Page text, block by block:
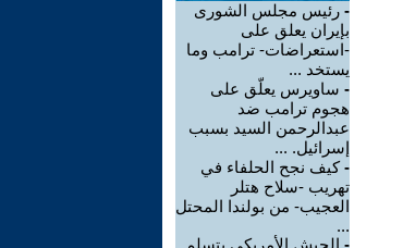
- رئيس مجلس الشورى
بإيران يعلق على
-استعراضات- ترامب وما
يستخد ...
- ساويرس يعلّق على
هجوم ترامب ضد
عبدالرحمن السيد بسبب
إسرائيل. ...
-كيف نجح الحلفاء في
تهريب -سلاح هتلر
العجيب- من بولندا المحتل
...
- الجيش الأمريكي يتسلم